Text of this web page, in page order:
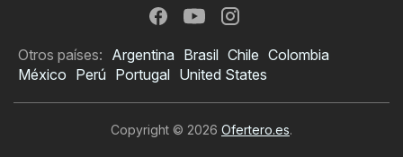
Otros países: Argentina Brasil Chile Colombia
México Perú Portugal United States
Copyright © 2026 Ofertero.es.